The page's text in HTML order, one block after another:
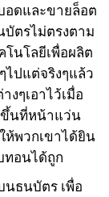
อดและขายล็อต
ตรไม่ตรงตาม
โนโลยีเพื่อผลิต
ปแต่จริงๆแล้ว
ๆเอาไว้เมื่อ
ขึ้นที่หน้าแว่น
ห้พวกเขาได้ยิน
ทอนได้ถูก
ธนบัตร เพื่อ